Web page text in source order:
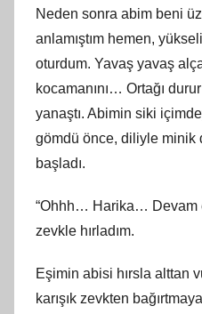
Neden sonra abim beni
anlamıştım hemen,
oturdum. Yavaş yavaş
kocamanını… Ortağı
yanaştı. Abimin siki
gömdü önce, diliyle minik
başladı.
“Ohhh… Harika…
zevkle hırladım.
Eşimin abisi hırsla alttan
karışık zevkten